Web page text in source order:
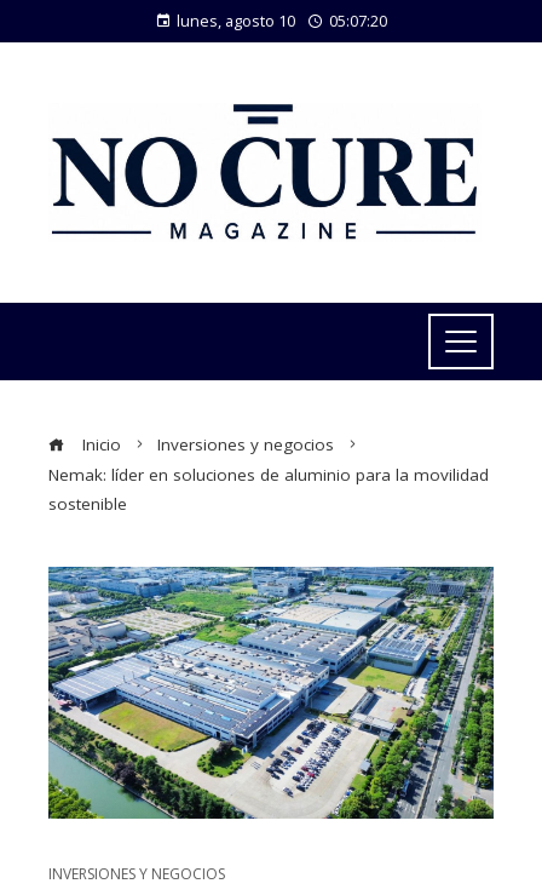
lunes, agosto 10 05:07:21
Inicio
Inversiones y negocios
Nemak: líder en soluciones de aluminio para la movilidad
sostenible
INVERSIONES Y NEGOCIOS